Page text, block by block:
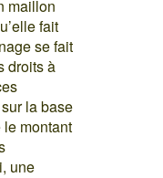
maillon
fait
se fait
droits à
la base
montant
une